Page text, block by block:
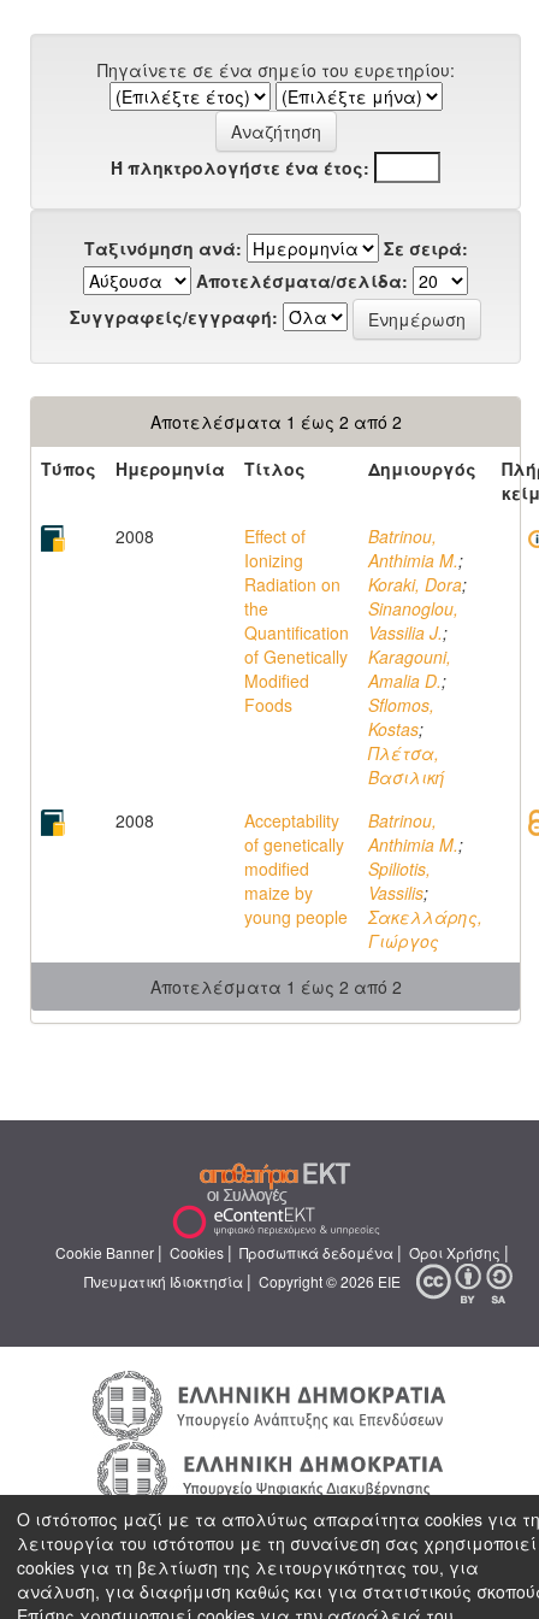
Πηγαίνετε σε ένα σημείο του ευρετηρίου:
Ή πληκτρολογήστε ένα έτος:
Ταξινόμηση ανά:
Σε σειρά:
Αποτελέσματα/σελίδα:
Συγγραφείς/εγγραφή:
Αποτελέσματα 1 έως 2 από 2
Τύπος
Ημερομηνία Τίτλος Δημιουργός
2008
Effect of
Ionizing
Radiation on
the
Quantification
of Genetically
Modified
Foods
Batrinou,
Anthimia M.;
Koraki, Dora;
Sinanoglou,
Vassilia J.;
Karagouni,
Amalia D.;
Sflomos,
Kostas;
Πλέτσα,
Βασιλική
2008
Acceptability
of genetically
modified
maize by
young people
Batrinou,
Anthimia M.;
Spiliotis,
Vassilis;
Σακελλάρης,
Γιώργος
Αποτελέσματα 1 έως 2 από 2
Cookie Banner | Cookies | Προσωπικά δεδομένα | Όροι Χρήσης |
Πνευματική Ιδιοκτησία | Copyright © 2026 ΕΙΕ
Ο ιστότοπος μαζί με τα απολύτως απαραίτητα cookies για
λειτουργία του ιστότοπου με τη συναίνεση σας χρησιμοποιεί
cookies για τη βελτίωση της λειτουργικότητας του, για
ανάλυση, για διαφήμιση καθώς και για στατιστικούς